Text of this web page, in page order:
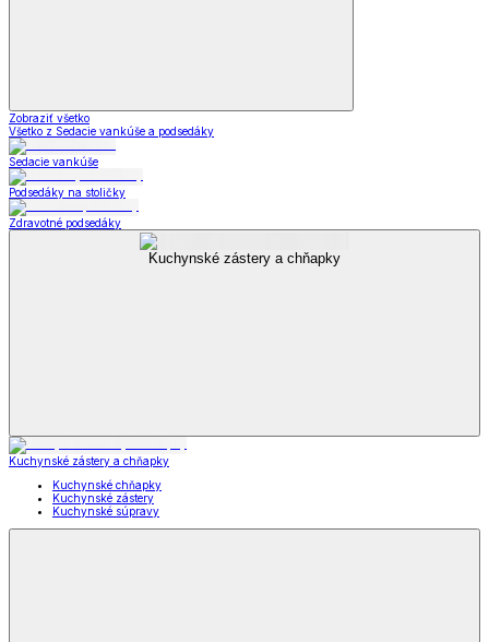
Zobraziť všetko
Všetko z Sedacie vankúše a podsedáky
Sedacie vankúše
Podsedáky na stoličky
Zdravotné podsedáky
Kuchynské zástery a chňapky
Kuchynské zástery a chňapky
Kuchynské chňapky
Kuchynské zástery
Kuchynské súpravy